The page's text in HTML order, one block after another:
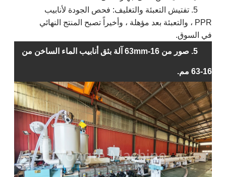
5. تفتيش التعبئة والتغليف: فحص الجودة لأنابيب
PPR ، والتعبئة بعد مؤهلة ، وأخيراً تصبح المنتج النهائي
في السوق.
5. صور من 16-63mm آلة بثق أنابيب الماء الساخن من
16-63 مم.